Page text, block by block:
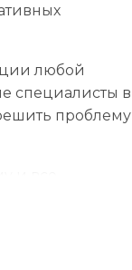
любой
специалисты в
проблему
и все